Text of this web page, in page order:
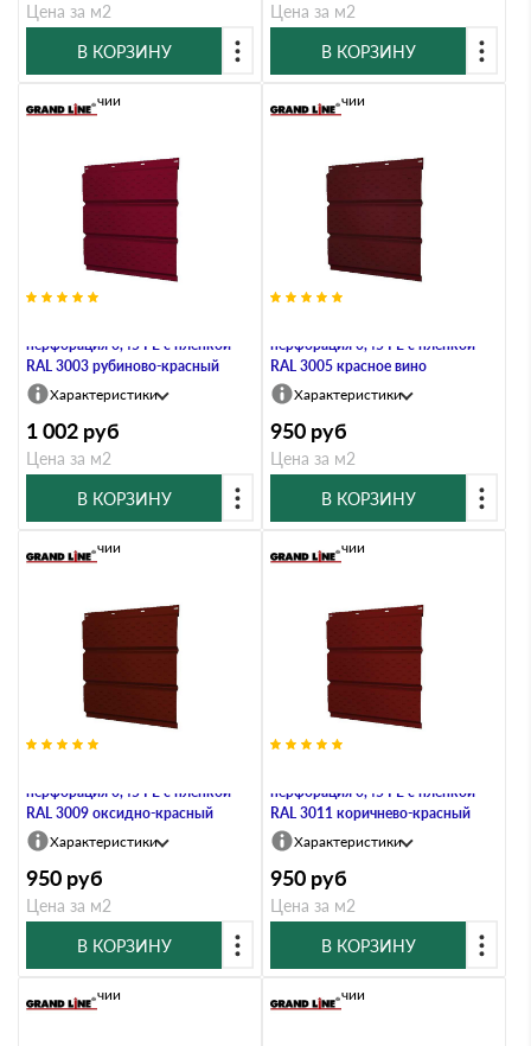
Цена за м2
В КОРЗИНУ
Цена за м2
В КОРЗИНУ
перфорация 0,45 PE с пленкой
RAL 3003 рубиново-красный
В наличии
Характеристики
1 002 руб
Цена за м2
В КОРЗИНУ
перфорация 0,45 PE с пленкой
RAL 3005 красное вино
В наличии
Характеристики
950 руб
Цена за м2
В КОРЗИНУ
перфорация 0,45 PE с пленкой
RAL 3009 оксидно-красный
В наличии
Характеристики
950 руб
Цена за м2
В КОРЗИНУ
перфорация 0,45 PE с пленкой
RAL 3011 коричнево-красный
В наличии
Характеристики
950 руб
Цена за м2
В КОРЗИНУ
В наличии В наличии